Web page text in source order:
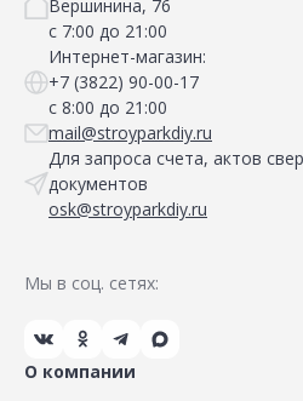
Вершинина, 76
с 7:00 до 21:00
Интернет-магазин:
+7 (3822) 90-00-17
с 8:00 до 21:00
mail@stroyparkdiy.ru
Для запроса счета, актов
документов
osk@stroyparkdiy.ru
Мы в соц. сетях:
О компании